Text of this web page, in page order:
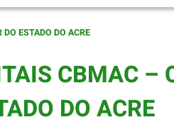
ESTADO DO ACRE
CBMAC –
DO ACRE